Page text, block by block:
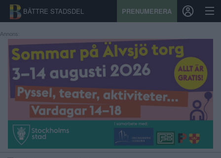
BÄTTRE STADSDEL PRENUMERERA
START
STADSDEL
PRENUMERATION
SPORT
ÅSIKTER
Annons: